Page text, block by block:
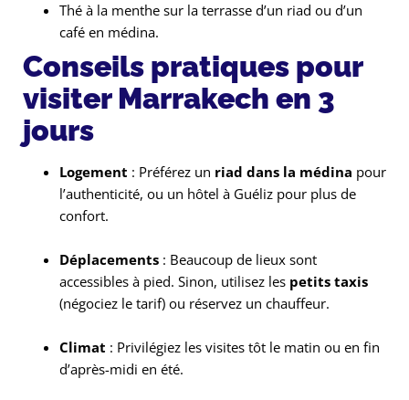
Thé à la menthe sur la terrasse d’un riad ou d’un
café en médina.
Conseils pratiques pour
visiter Marrakech en 3
jours
Logement : Préférez un riad dans la médina pour
l’authenticité, ou un hôtel à Guéliz pour plus de
confort.
Déplacements : Beaucoup de lieux sont
accessibles à pied. Sinon, utilisez les petits taxis
(négociez le tarif) ou réservez un chauffeur.
Climat : Privilégiez les visites tôt le matin ou en fin
d’après-midi en été.